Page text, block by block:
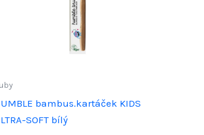
bambus.kartáček KIDS
SOFT bílý